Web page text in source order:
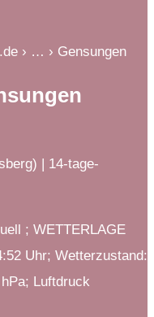
› … › Gensungen
| 14-tage-
; WETTERLAGE
Uhr; Wetterzustand:
Luftdruck